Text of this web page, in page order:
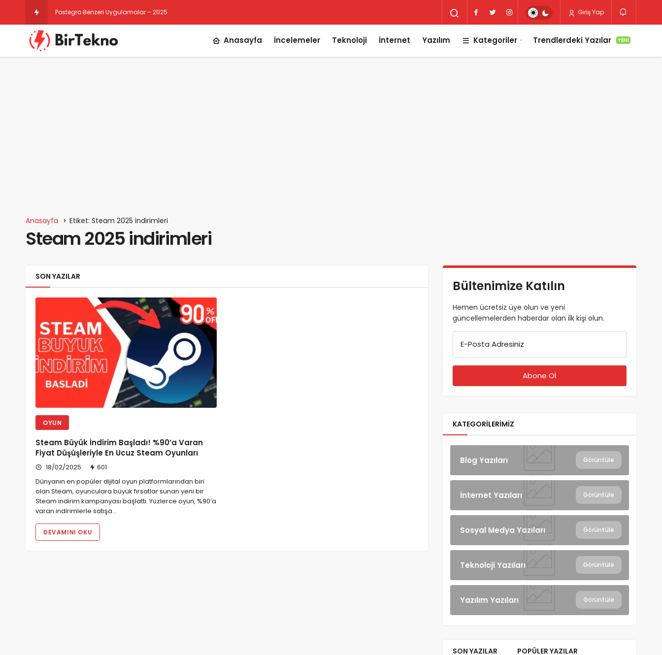
Postegro Benzeri Uygulamalar – 2025 Giriş Yap
Anasayfa İncelemeler Teknoloji İnternet Yazılım Kategoriler Trendlerdeki Yazılar YENI
Anasayfa Etiket: Steam 2025 indirimleri
Steam 2025 indirimleri
SON YAZILAR
OYUN
Steam Büyük İndirim Başladı! %90’a Varan
Fiyat Düşüşleriyle En Ucuz Steam Oyunları
18/02/2025
601
Dünyanın en popüler dijital oyun platformlarından biri
olan Steam, oyunculara büyük fırsatlar sunan yeni bir
Steam indirim kampanyası başlattı. Yüzlerce oyun, %90’a
varan indirimlerle satışa…
DEVAMINI OKU
Bültenimize Katılın
Hemen ücretsiz üye olun ve yeni
güncellemelerden haberdar olan ilk kişi olun.
E-Posta Adresiniz
KATEGORILERIMIZ
Blog Yazıları Görüntüle
İnternet Yazıları Görüntüle
Sosyal Medya Yazıları Görüntüle
Teknoloji Yazıları Görüntüle
Yazılım Yazıları Görüntüle
SON YAZILAR POPÜLER YAZILAR